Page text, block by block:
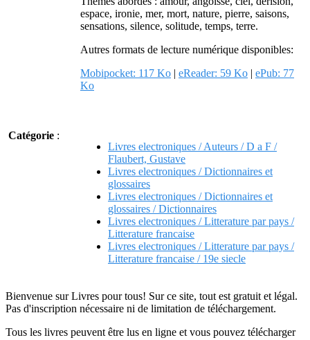
espace, ironie, mer, mort, nature, pierre, saisons,
sensations, silence, solitude, temps, terre.
Autres formats de lecture numérique disponibles:
Mobipocket: 117 Ko | eReader: 59 Ko | ePub: 77
Ko
Catégorie :
Livres electroniques / Auteurs / D a F /
Flaubert, Gustave
Livres electroniques / Dictionnaires et
glossaires
Livres electroniques / Dictionnaires et
glossaires / Dictionnaires
Livres electroniques / Litterature par pays /
Litterature francaise
Livres electroniques / Litterature par pays /
Litterature francaise / 19e siecle
Bienvenue sur Livres pour tous! Sur ce site, tout est gratuit et légal.
Pas d'inscription nécessaire ni de limitation de téléchargement.
Tous les livres peuvent être lus en ligne et vous pouvez télécharger